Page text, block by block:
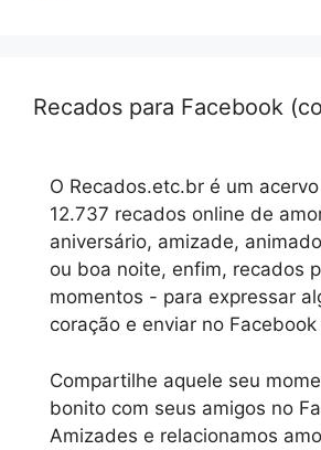
Recados para Facebook
O Recados.etc.br é um
12.737 recados online de
aniversário, amizade,
ou boa noite, enfim, recados
momentos - para expressar
coração e enviar no
Compartilhe aquele seu
bonito com seus amigos no
Amizades e relacionamos